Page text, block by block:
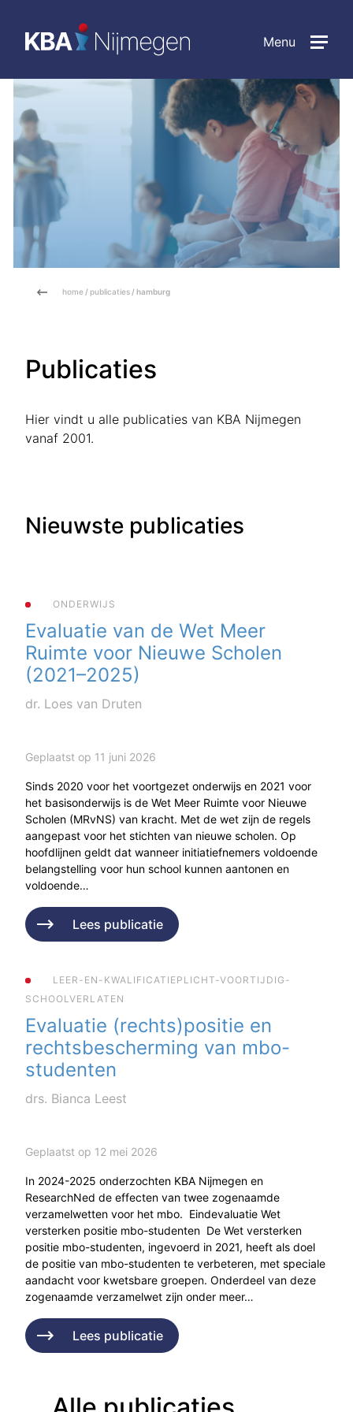
Menu
home / publicaties / hamburg
Publicaties
Hier vindt u alle publicaties van KBA Nijmegen
vanaf 2001.
Nieuwste publicaties
ONDERWIJS
Evaluatie van de Wet Meer
Ruimte voor Nieuwe Scholen
(2021–2025)
dr. Loes van Druten
Geplaatst op 11 juni 2026
Sinds 2020 voor het voortgezet onderwijs en 2021 voor
het basisonderwijs is de Wet Meer Ruimte voor Nieuwe
Scholen (MRvNS) van kracht. Met de wet zijn de regels
aangepast voor het stichten van nieuwe scholen. Op
hoofdlijnen geldt dat wanneer initiatiefnemers voldoende
belangstelling voor hun school kunnen aantonen en
voldoende…
Lees publicatie
LEER-EN-KWALIFICATIEPLICHT-VOORTIJDIG-
SCHOOLVERLATEN
Evaluatie (rechts)positie en
rechtsbescherming van mbo-
studenten
drs. Bianca Leest
Geplaatst op 12 mei 2026
In 2024-2025 onderzochten KBA Nijmegen en
ResearchNed de effecten van twee zogenaamde
verzamelwetten voor het mbo. Eindevaluatie Wet
versterken positie mbo-studenten De Wet versterken
positie mbo-studenten, ingevoerd in 2021, heeft als doel
de positie van mbo-studenten te verbeteren, met speciale
aandacht voor kwetsbare groepen. Onderdeel van deze
zogenaamde verzamelwet zijn onder meer…
Lees publicatie